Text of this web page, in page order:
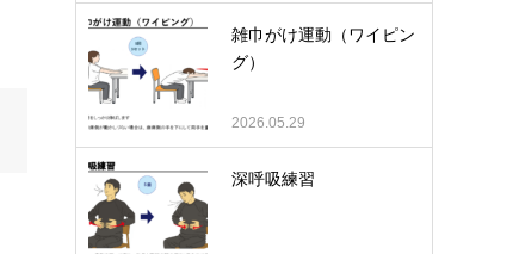
雑巾がけ運動（ワイピン
グ）
2026.05.29
深呼吸練習